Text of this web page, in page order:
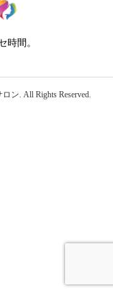
時間。
ン. All Rights Reserved.